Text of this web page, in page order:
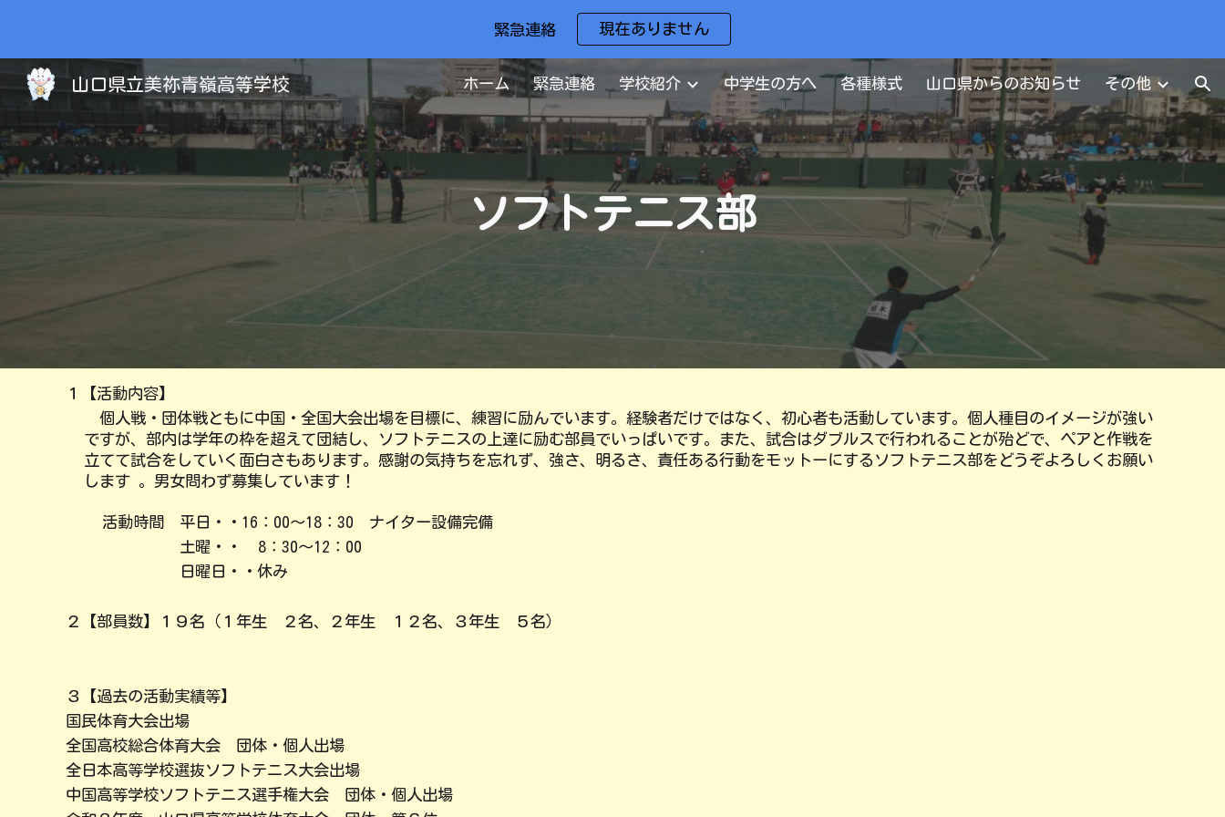
Skip to main content緊急連絡 現在ありません
山口県立美祢青嶺高等学校 ホーム 緊急連絡 学校紹介 中学生の方へ 各種様式 山口県からのお知らせ その他
ソフトテニス部
１
【活動内容】
個人戦・団体戦ともに中国・全国大会出場を目標に、練習に励んでいます。経験者だけではなく、初心者も活動しています。個人種目のイメージが強い
ですが、部内は学年の枠を超えて団結し、ソフトテニスの上達に励む部員でいっぱいです。また、試合はダブルスで行われることが殆どで、ペアと作戦を
立てて試合をしていく面白さもあります。感謝の気持ちを忘れず、強さ、明るさ、責任ある行動をモットーにするソフトテニス部をどうぞよろしくお願い
します 。 男女問わず募集しています！
活動時間 平日・・16：00～18：30 ナイター設備完備
土曜・・
8：30～12：00
日 曜日 ・ ・休み
２ 【部員数】 １９名（１年生 ２名、２年生 １２名、３年生 ５名）
３ 【過去の活動実績等】
国民体育大会出場
全国高校総合体育大会 団体・個人出場
全日本高等学校選抜ソフトテニス大会出場
中国高等学校ソフトテニス選手権大会 団体・個人出場